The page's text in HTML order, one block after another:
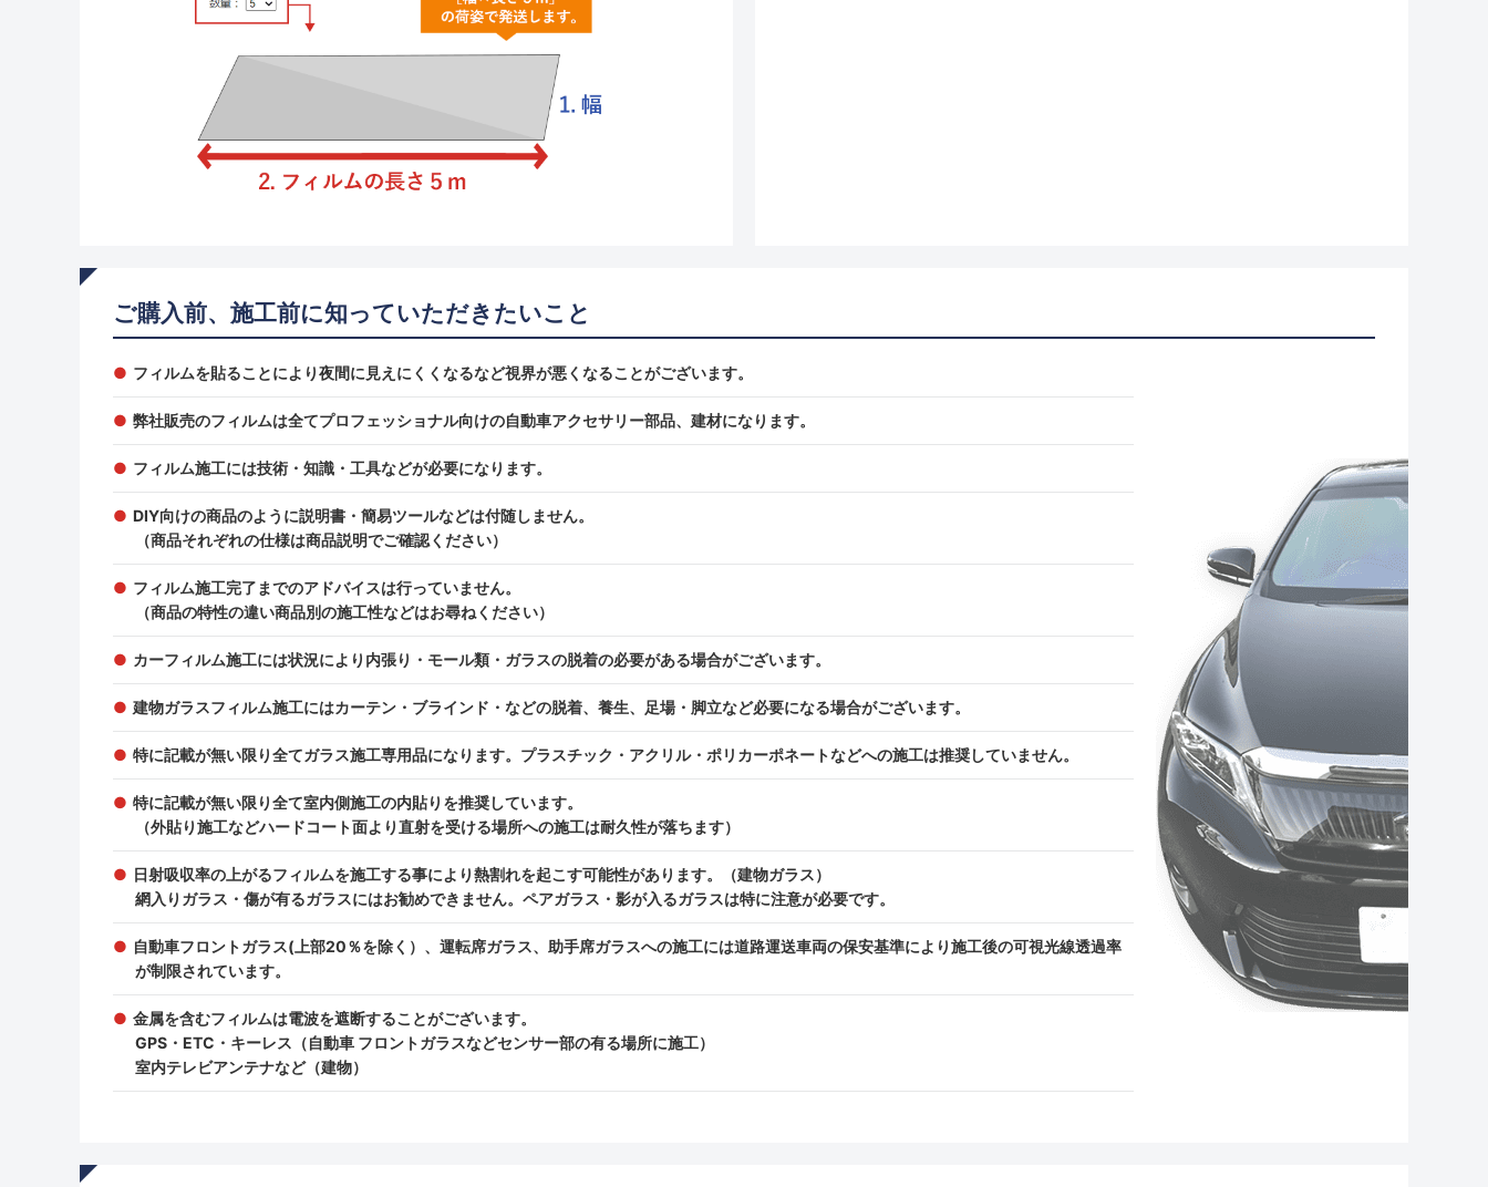
ご購入前、施工前に知っていただきたいこと
フィルムを貼ることにより夜間に見えにくくなるなど視界が悪くなることがございます。
弊社販売のフィルムは全てプロフェッショナル向けの自動車アクセサリー部品、建材になります。
フィルム施工には技術・知識・工具などが必要になります。
DIY向けの商品のように説明書・簡易ツールなどは付随しません。
（商品それぞれの仕様は商品説明でご確認ください）
フィルム施工完了までのアドバイスは行っていません。
（商品の特性の違い商品別の施工性などはお尋ねください）
カーフィルム施工には状況により内張り・モール類・ガラスの脱着の必要がある場合がございます。
建物ガラスフィルム施工にはカーテン・ブラインド・などの脱着、養生、足場・脚立など必要になる場合がございます。
特に記載が無い限り全てガラス施工専用品になります。プラスチック・アクリル・ポリカーポネートなどへの施工は推奨していません。
特に記載が無い限り全て室内側施工の内貼りを推奨しています。
（外貼り施工などハードコート面より直射を受ける場所への施工は耐久性が落ちます）
日射吸収率の上がるフィルムを施工する事により熱割れを起こす可能性があります。（建物ガラス）
網入りガラス・傷が有るガラスにはお勧めできません。ペアガラス・影が入るガラスは特に注意が必要です。
自動車フロントガラス(上部20％を除く）、運転席ガラス、助手席ガラスへの施工には道路運送車両の保安基準により施工後の可視光線透過率
が制限されています。
金属を含むフィルムは電波を遮断することがございます。
GPS・ETC・キーレス（自動車 フロントガラスなどセンサー部の有る場所に施工）
室内テレビアンテナなど（建物）